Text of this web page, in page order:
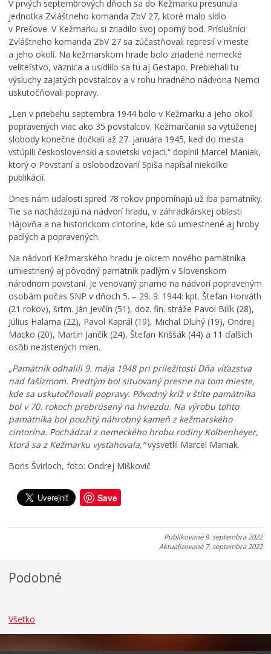
V prvých septembrových dňoch sa do Kežmarku presunula
jednotka Zvláštneho komanda ZbV 27, ktoré malo sídlo
v Prešove. V Kežmarku si zriadilo svoj oporný bod. Príslušníci
Zvláštneho komanda ZbV 27 sa zúčastňovali represií v meste
a jeho okolí. Na kežmarskom hrade bolo zriadené nemecké
veliteľstvo, väznica a usídlilo sa tu aj Gestapo. Prebiehali tu
výsluchy zajatých povstalcov a v rohu hradného nádvoria Nemci
uskutočňovali popravy.
„Len v priebehu septembra 1944 bolo v Kežmarku a jeho okolí
popravených viac ako 35 povstalcov. Kežmarčania sa vytúženej
slobody konečne dočkali až 27. januára 1945, keď do mesta
vstúpili československí a sovietski vojaci,“ doplnil Marcel Maniak,
ktorý o Povstaní a oslobodzovaní Spiša napísal niekoľko
publikácií.
Dnes nám udalosti spred 78 rokov pripomínajú už iba pamätníky.
Tie sa nachádzajú na nádvorí hradu, v záhradkárskej oblasti
Hájovňa a na historickom cintoríne, kde sú umiestnené aj hroby
padlých a popravených.
Na nádvorí Kežmarského hradu je okrem nového pamätníka
umiestnený aj pôvodný pamätník padlým v Slovenskom
národnom povstaní. Je venovaný priamo na nádvorí popraveným
osobám počas SNP v dňoch 5. – 29. 9. 1944: kpt. Štefan Horváth
(21 rokov), šrtm. Ján Jevčín (51), doz. fin. stráže Pavol Bilík (28),
Július Halama (22), Pavol Kaprál (19), Michal Dluhý (19), Ondrej
Macko (20), Martin Jančík (24), Štefan Kriššák (44) a 11 ďalších
osôb nezistených mien.
„Pamätník odhalili 9. mája 1948 pri príležitosti Dňa víťazstva
nad fašizmom. Predtým bol situovaný presne na tom mieste,
kde sa uskutočňovali popravy. Pôvodný kríž v štíte pamätníka
bol v 70. rokoch prebrúsený na hviezdu. Na výrobu tohto
pamätníka bol použitý náhrobný kameň z kežmarského
cintorína. Pochádzal z nemeckého hrobu rodiny Kolbenheyer,
ktorá sa z Kežmarku vysťahovala,“vysvetlil Marcel Maniak.
Boris Švirloch, foto: Ondrej Miškovič
Save
Publikované 9. septembra 2022
Aktualizované 7. septembra 2022
Podobné
l
i
s
k
o
v
K
e
ž
m
a
r
k
u
m
e
n
í
p
r
e
v
á
d
z
k
o
v
ý
p
o
r
i
a
d
o
k
0
.
0
.
6
p
a
t
r
í
K
e
ž
m
a
r
k
u
,
k
a
t
a
s
t
e
r
p
r
e
p
í
s
a
l
h
r
a
n
i
c
u
0
.
0
.
6
o
m
:
K
o
s
t
o
l
N
a
j
s
v
ä
t
e
j
š
e
j
T
r
o
j
i
c
e
v
K
e
ž
m
a
r
k
u
0
.
0
.
6
Všetko